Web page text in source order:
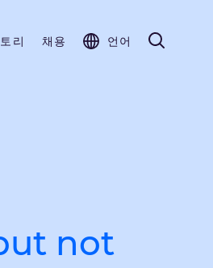
리 채용 언어
not